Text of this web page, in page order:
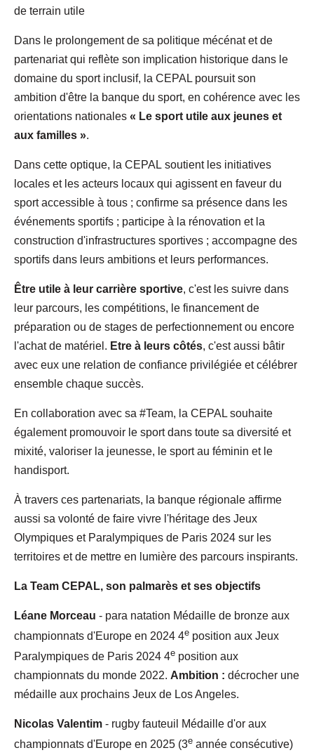
de terrain utile
Dans le prolongement de sa politique mécénat et de
partenariat qui reflète son implication historique dans le
domaine du sport inclusif, la CEPAL poursuit son
ambition d'être la banque du sport, en cohérence avec les
orientations nationales « Le sport utile aux jeunes et
aux familles ».
Dans cette optique, la CEPAL soutient les initiatives
locales et les acteurs locaux qui agissent en faveur du
sport accessible à tous ; confirme sa présence dans les
événements sportifs ; participe à la rénovation et la
construction d'infrastructures sportives ; accompagne des
sportifs dans leurs ambitions et leurs performances.
Être utile à leur carrière sportive, c'est les suivre dans
leur parcours, les compétitions, le financement de
préparation ou de stages de perfectionnement ou encore
l'achat de matériel. Etre à leurs côtés, c'est aussi bâtir
avec eux une relation de confiance privilégiée et célébrer
ensemble chaque succès.
En collaboration avec sa #Team, la CEPAL souhaite
également promouvoir le sport dans toute sa diversité et
mixité, valoriser la jeunesse, le sport au féminin et le
handisport.
À travers ces partenariats, la banque régionale affirme
aussi sa volonté de faire vivre l'héritage des Jeux
Olympiques et Paralympiques de Paris 2024 sur les
territoires et de mettre en lumière des parcours inspirants.
La Team CEPAL, son palmarès et ses objectifs
Léane Morceau - para natation Médaille de bronze aux
championnats d'Europe en 2024 4e position aux Jeux
Paralympiques de Paris 2024 4e position aux
championnats du monde 2022. Ambition : décrocher une
médaille aux prochains Jeux de Los Angeles.
Nicolas Valentim - rugby fauteuil Médaille d'or aux
championnats d'Europe en 2025 (3e année consécutive)